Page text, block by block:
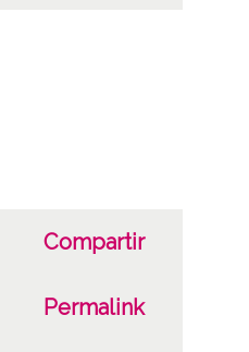
soporte
Imagen Final:
Compartir
Permalink